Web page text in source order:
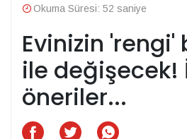
Okuma Süresi: 52 saniye
Evinizin 'rengi'
ile değişecek!
öneriler...